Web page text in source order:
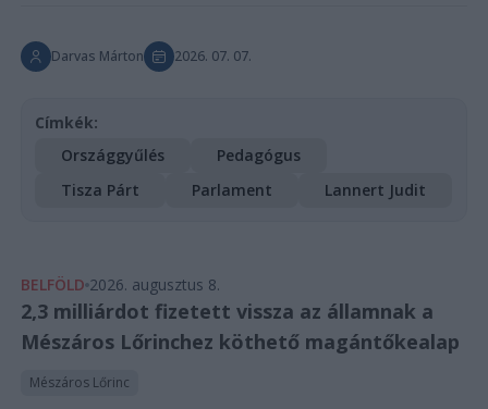
Darvas Márton 2026. 07. 07.
Címkék:
Országgyűlés
Pedagógus
Tisza Párt
Parlament Lannert Judit
BELFÖLD 2026. augusztus 8.
2,3 milliárdot fizetett vissza az államnak a
Mészáros Lőrinchez köthető magántőkealap
Mészáros Lőrinc